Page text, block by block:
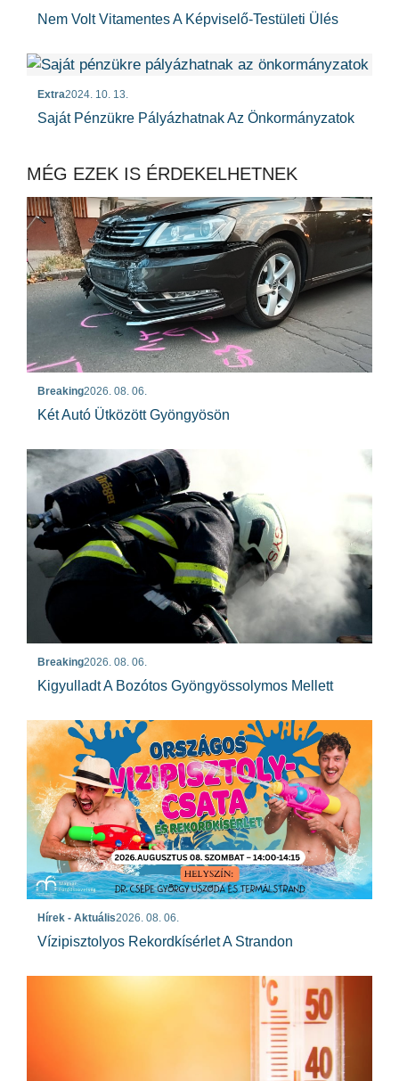
Nem Volt Vitamentes A Képviselő-Testületi Ülés
Extra2024. 10. 13.
Saját Pénzükre Pályázhatnak Az Önkormányzatok
MÉG EZEK IS ÉRDEKELHETNEK
Breaking2026. 08. 06.
Két Autó Ütközött Gyöngyösön
Breaking2026. 08. 06.
Kigyulladt A Bozótos Gyöngyössolymos Mellett
Hírek - Aktuális2026. 08. 06.
Vízipisztolyos Rekordkísérlet A Strandon